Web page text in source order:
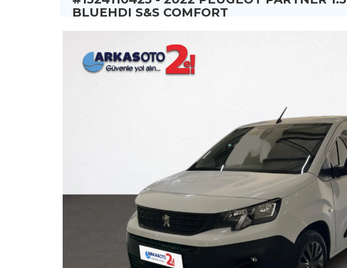
BLUEHDI S&S COMFORT